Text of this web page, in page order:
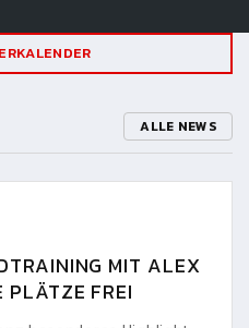
ALLE NEWS
MIT ALEX
PLÄTZE FREI